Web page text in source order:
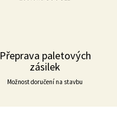
Přeprava paletových
zásilek
Možnost doručení na stavbu